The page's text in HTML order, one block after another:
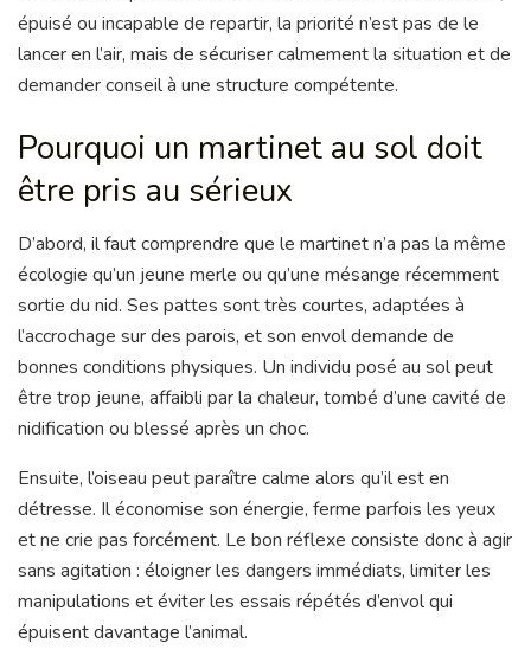
épuisé ou incapable de repartir, la priorité n’est pas de le
lancer en l’air, mais de sécuriser calmement la situation et de
demander conseil à une structure compétente.
Pourquoi un martinet au sol doit
être pris au sérieux
D’abord, il faut comprendre que le martinet n’a pas la même
écologie qu’un jeune merle ou qu’une mésange récemment
sortie du nid. Ses pattes sont très courtes, adaptées à
l’accrochage sur des parois, et son envol demande de
bonnes conditions physiques. Un individu posé au sol peut
être trop jeune, affaibli par la chaleur, tombé d’une cavité de
nidification ou blessé après un choc.
Ensuite, l’oiseau peut paraître calme alors qu’il est en
détresse. Il économise son énergie, ferme parfois les yeux
et ne crie pas forcément. Le bon réflexe consiste donc à agir
sans agitation : éloigner les dangers immédiats, limiter les
manipulations et éviter les essais répétés d’envol qui
épuisent davantage l’animal.